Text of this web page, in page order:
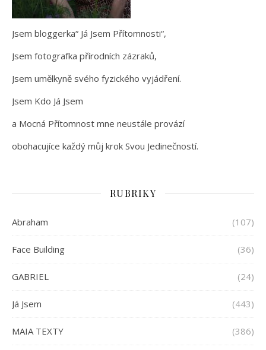
Jsem bloggerka“ Já Jsem Přítomnosti“,
Jsem fotografka přírodních zázraků,
Jsem umělkyně svého fyzického vyjádření.
Jsem Kdo Já Jsem
a Mocná Přítomnost mne neustále provází
obohacujíce každý můj krok Svou Jedinečností.
RUBRIKY
Abraham (107)
Face Building (36)
GABRIEL (24)
Já Jsem (443)
MAIA TEXTY (386)